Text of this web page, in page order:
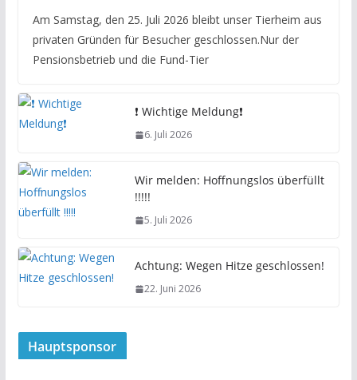
Am Samstag, den 25. Juli 2026 bleibt unser Tierheim aus
privaten Gründen für Besucher geschlossen.Nur der
Pensionsbetrieb und die Fund-Tier
❗️ Wichtige Meldung❗️
6. Juli 2026
Wir melden: Hoffnungslos überfüllt
!!!!!
5. Juli 2026
Achtung: Wegen Hitze geschlossen!
22. Juni 2026
Hauptsponsor